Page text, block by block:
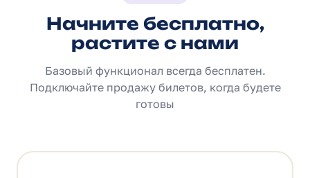
Начните бесплатно,
растите с нами
Базовый функционал всегда бесплатен.
Подключайте продажу билетов, когда будете
готовы